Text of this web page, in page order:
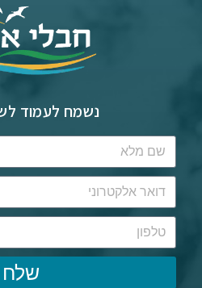
נשמח לעמוד
שלח